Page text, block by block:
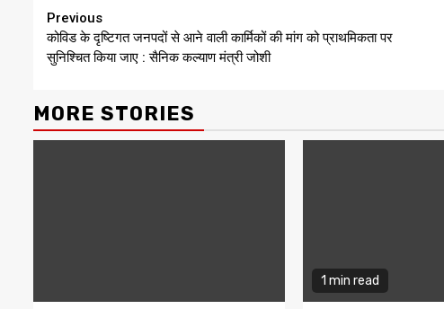
Continue
Reading
Previous
कोविड के दृष्टिगत जनपदों से आने वाली कार्मिकों की मांग को प्राथमिकता पर
सुनिश्चित किया जाए : सैनिक कल्याण मंत्री जोशी
MORE STORIES
1 min read